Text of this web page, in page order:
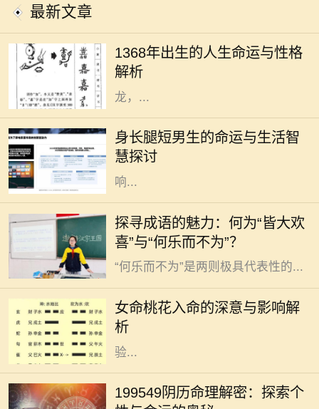
最新文章
1368年出生的人生命运与性格
解析
1368年正好是中国历史上一个重要的
年份。根据中国传统的命理学说，
1368年属于戊辰年，戊土为阳，辰为
龙，...
身长腿短男生的命运与生活智
慧探讨
在这个充满竞争与压力的时代，身长
腿短的男生往往会被贴上标签，似乎
他们的身材决定了他们的命运。但事
实真的如此吗？身高和腿长固然会影
响...
探寻成语的魅力：何为“皆大欢
喜”与“何乐而不为”？
成语是汉语言文化的瑰宝，它们以简
练的语言浓缩了深刻的哲理和丰富的
情感。在这些成语中，“皆大欢喜”与
“何乐而不为”是两则极具代表性的...
女命桃花入命的深意与影响解
析
在佛教和命理学中，桃花一词常常与
浪漫、爱情和人际关系有关。对于女
性命主来说，桃花入命是一个吉祥的
象征，暗示着人生有着丰富的情感体
验...
199549阴历命理解密：探索个
在中华文化中，命理学是研究个人运
势与性格的重要工具，尤其是通过阴
历来分析一个人的命运。今天，我们